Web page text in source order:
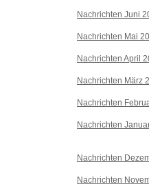
Nachrichten Juni
Nachrichten Mai
Nachrichten April
Nachrichten März
Nachrichten
Nachrichten
Nachrichten
Nachrichten